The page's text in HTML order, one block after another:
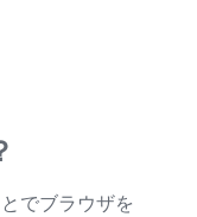
でブラウザを